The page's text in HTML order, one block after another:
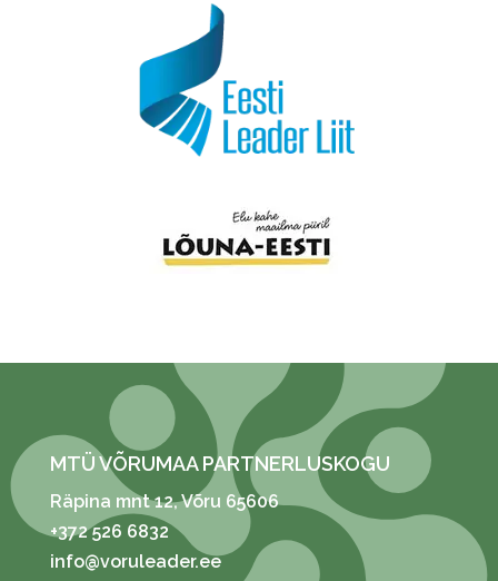
MTÜ VÕRUMAA PARTNERLUSKOGU
Räpina mnt 12, Võru 65606
+372 526 6832
info@voruleader.ee